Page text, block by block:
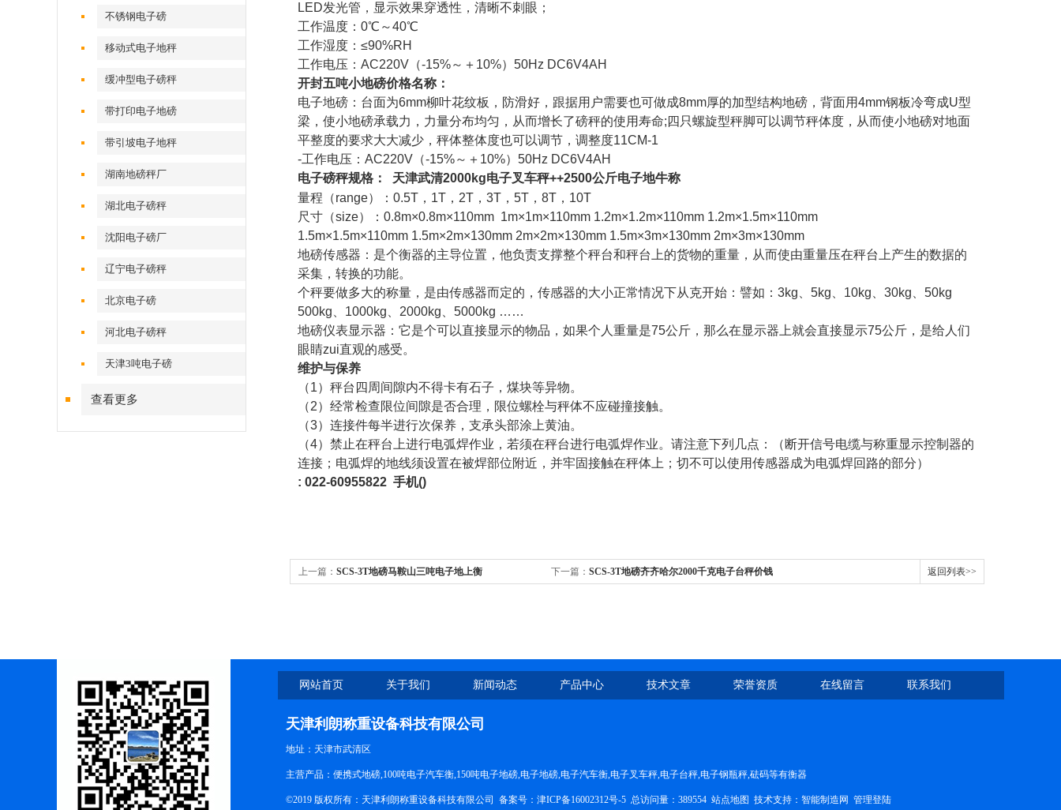
不锈钢电子磅
移动式电子地秤
缓冲型电子磅秤
带打印电子地磅
带引坡电子地秤
湖南地磅秤厂
湖北电子磅秤
沈阳电子磅厂
辽宁电子磅秤
北京电子磅
河北电子磅秤
天津3吨电子磅
查看更多
LED发光管，显示效果穿透性，清晰不刺眼；
工作温度： 0℃～40℃
工作湿度： ≤90%RH
工作电压： AC220V （-15%～＋ 10%） 50Hz DC6V4AH
开封五吨小地磅价格名称：
电子地磅：台面为6mm柳叶花纹板，防滑好，跟据用户需要也可做成8mm厚的加型结构地磅，背面用4mm钢板冷弯成U型
梁，使小地磅承载力，力量分布均匀，从而增长了磅秤的使用寿命; 四只螺旋型秤脚可以调节秤体度，从而使小地磅对地面
平整度的要求大大减少，秤体整体度也可以调节，调整度11CM-1
-工作电压： AC220V （-15%～＋ 10%） 50Hz DC6V4AH
电子磅秤规格：
天津武清2000kg电子叉车秤++2500公斤电子地牛称
量程（range）： 0.5T ， 1T ， 2T ， 3T ， 5T ， 8T ， 10T
尺寸（size）： 0.8m×0.8m×110mm 1m×1m×110mm 1.2m×1.2m×110mm 1.2m×1.5m×110mm
1.5m×1.5m×110mm 1.5m×2m×130mm 2m×2m×130mm 1.5m×3m×130mm 2m×3m×130mm
地磅传感器：是个衡器的主导位置，他负责支撑整个秤台和秤台上的货物的重量，从而使由重量压在秤台上产生的数据的
采集，转换的功能。
个秤要做多大的称量，是由传感器而定的，传感器的大小正常情况下从克开始：譬如： 3kg 5kg 10kg 30kg
50kg
500kg
1000kg 2000kg 5000kg ……
地磅仪表显示器：它是个可以直接显示的物品，如果个人重量是75公斤，那么在显示器上就会直接显示75公斤，是给人们
眼睛zui直观的感受。
维护与保养
（1）秤台四周间隙内不得卡有石子，煤块等异物。
（2）经常检查限位间隙是否合理，限位螺栓与秤体不应碰撞接触。
（3）连接件每半进行次保养，支承头部涂上黄油。
（4）禁止在秤台上进行电弧焊作业，若须在秤台进行电弧焊作业。请注意下列几点：（断开信号电缆与称重显示控制器的
连接；电弧焊的地线须设置在被焊部位附近，并牢固接触在秤体上；切不可以使用传感器成为电弧焊回路的部分）
: 022-60955822 手机()
上一篇： SCS-3T地磅马鞍山三吨电子地上衡 下一篇： SCS-3T地磅齐齐哈尔2000千克电子台秤价钱 返回列表>>
网站首页 关于我们 新闻动态 产品中心 技术文章 荣誉资质 在线留言 联系我们
天津利朗称重设备科技有限公司
地址：天津市武清区
主营产品：便携式地磅,100吨电子汽车衡,150吨电子地磅,电子地磅,电子汽车衡,电子叉车秤,电子台秤,电子钢瓶秤,砝码等有衡器
©2019 版权所有：天津利朗称重设备科技有限公司 备案号： 津ICP备16002312号-5 总访问量：389554 站点地图 技术支持： 智能制造网 管理登陆